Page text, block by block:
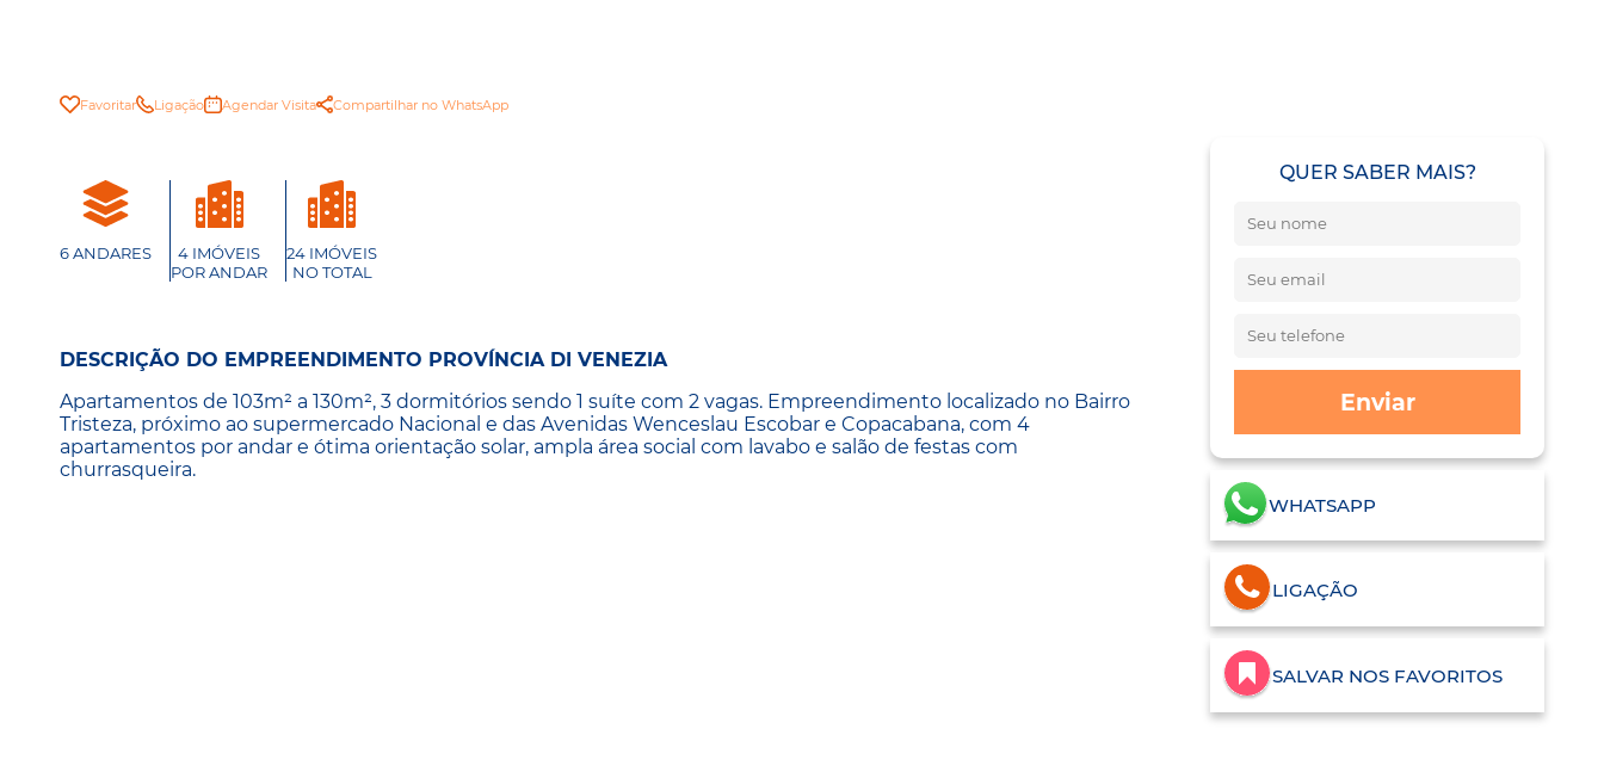
Favoritar Ligação Agendar Visita Compartilhar no WhatsApp
6 ANDARES
4 IMÓVEIS
POR ANDAR
24 IMÓVEIS
NO TOTAL
DESCRIÇÃO DO EMPREENDIMENTO PROVÍNCIA DI VENEZIA
Apartamentos de 103m² a 130m², 3 dormitórios sendo 1 suíte com 2 vagas. Empreendimento localizado no Bairro
Tristeza, próximo ao supermercado Nacional e das Avenidas Wenceslau Escobar e Copacabana, com 4
apartamentos por andar e ótima orientação solar, ampla área social com lavabo e salão de festas com
churrasqueira.
QUER SABER MAIS?
Enviar
WHATSAPP
LIGAÇÃO
SALVAR NOS FAVORITOS